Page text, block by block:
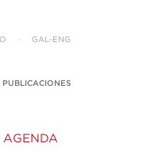
· GAL- ENG
PUBLICACIONES
AGENDA